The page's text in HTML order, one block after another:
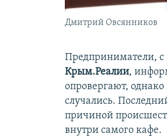
Дмитрий Овсянников
Предприниматели, с
Крым.Реалии,
опровергают,
случались.
причиной
внутри самого кафе.